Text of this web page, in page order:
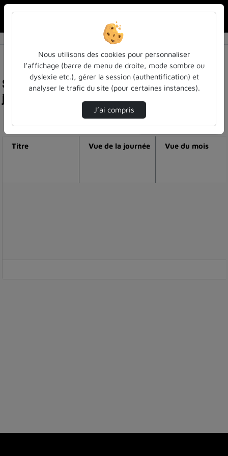
Statistiques de visualisation de la vidéo Clip
jaces 2017
Modifier la période de visualisation
Titre Vue de la journée Vue du mois
Nous utilisons des cookies pour personnaliser
l’affichage (barre de menu de droite, mode sombre ou
dyslexie etc.), gérer la session (authentification) et
analyser le trafic du site (pour certaines instances).
J’ai compris